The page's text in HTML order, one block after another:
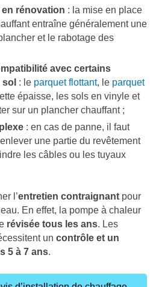
rénovation : la mise en place
entraîne généralement une
et le rabotage des
avec certains
: le parquet flottant, le parquet
épaisse, les sols en vinyle et
sur un plancher chauffant ;
: en cas de panne, il faut
une partie du revêtement
les câbles ou les tuyaux
l’entretien contraignant pour
En effet, la pompe à chaleur
révisée tous les ans. Les
un contrôle et un
5 à 7 ans.